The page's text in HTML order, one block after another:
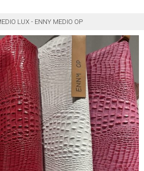
LUX - ENNY MEDIO OP